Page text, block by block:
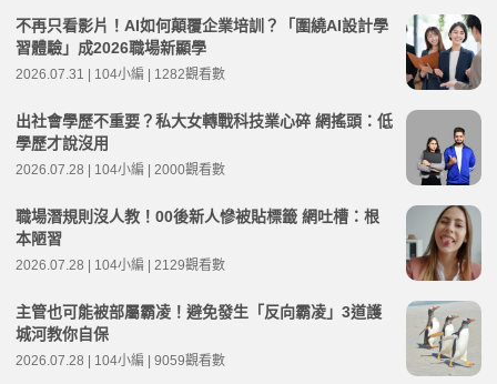
不再只看影片！AI如何顛覆企業培訓？「圍繞AI設計學
習體驗」成2026職場新顯學
2026.07.31 | 104小編 | 1282觀看數
出社會學歷不重要？私大女轉戰科技業心碎 網搖頭：低
學歷才說沒用
2026.07.28 | 104小編 | 2000觀看數
職場潛規則沒人教！00後新人慘被貼標籤 網吐槽：根
本陋習
2026.07.28 | 104小編 | 2129觀看數
主管也可能被部屬霸凌！避免發生「反向霸凌」3道護
城河教你自保
2026.07.28 | 104小編 | 9059觀看數